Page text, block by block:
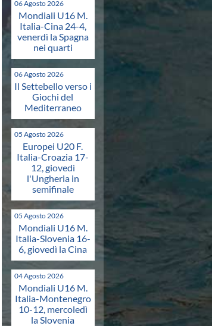
06 Agosto 2026
Mondiali U16 M.
Italia-Cina 24-4,
venerdì la Spagna
nei quarti
06 Agosto 2026
Il Settebello verso i
Giochi del
Mediterraneo
05 Agosto 2026
Europei U20 F.
Italia-Croazia 17-
12, giovedì
l'Ungheria in
semifinale
05 Agosto 2026
Mondiali U16 M.
Italia-Slovenia 16-
6, giovedì la Cina
04 Agosto 2026
Mondiali U16 M.
Italia-Montenegro
10-12, mercoledì
la Slovenia